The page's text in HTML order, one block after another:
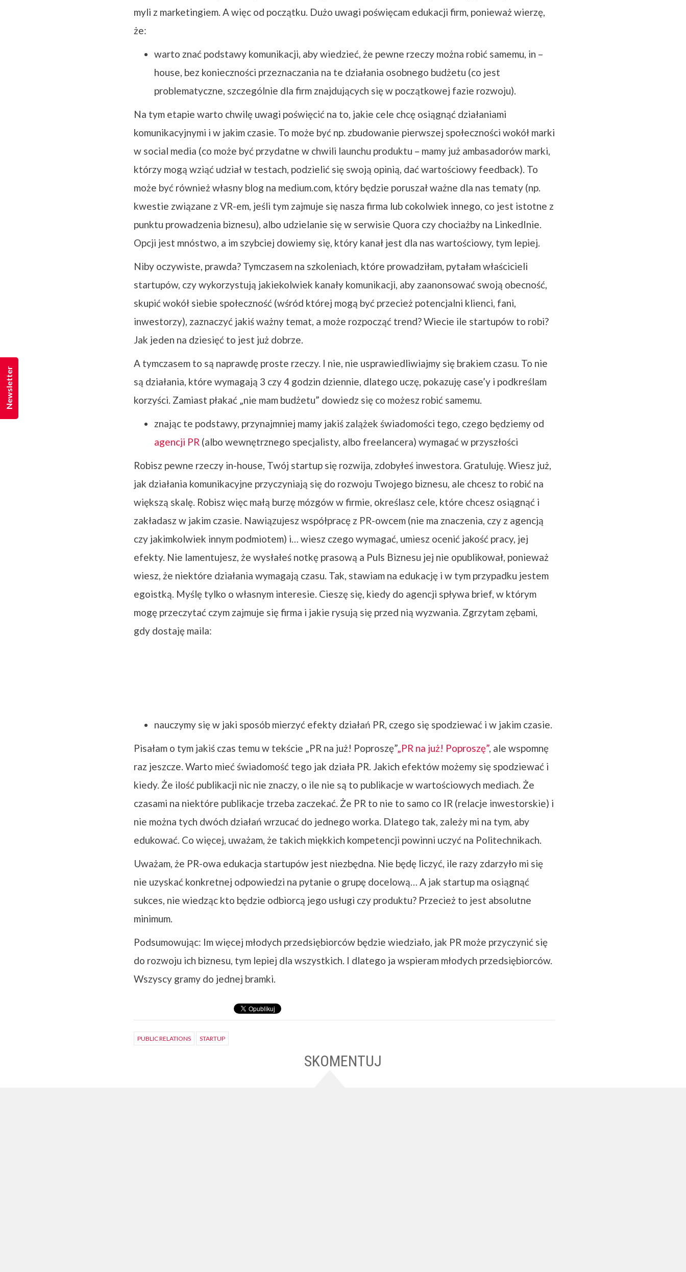
Newsletter
myli z marketingiem. A więc od początku. Dużo uwagi poświęcam edukacji firm, ponieważ wierzę,
że:
warto znać podstawy komunikacji, aby wiedzieć, że pewne rzeczy można robić samemu, in –
house, bez konieczności przeznaczania na te działania osobnego budżetu (co jest
problematyczne, szczególnie dla firm znajdujących się w początkowej fazie rozwoju).
Na tym etapie warto chwilę uwagi poświęcić na to, jakie cele chcę osiągnąć działaniami
komunikacyjnymi i w jakim czasie. To może być np. zbudowanie pierwszej społeczności wokół marki
w social media (co może być przydatne w chwili launchu produktu – mamy już ambasadorów marki,
którzy mogą wziąć udział w testach, podzielić się swoją opinią, dać wartościowy feedback). To
może być również własny blog na medium.com, który będzie poruszał ważne dla nas tematy (np.
kwestie związane z VR-em, jeśli tym zajmuje się nasza firma lub cokolwiek innego, co jest istotne z
punktu prowadzenia biznesu), albo udzielanie się w serwisie Quora czy chociażby na LinkedInie.
Opcji jest mnóstwo, a im szybciej dowiemy się, który kanał jest dla nas wartościowy, tym lepiej.
Niby oczywiste, prawda? Tymczasem na szkoleniach, które prowadziłam, pytałam właścicieli
startupów, czy wykorzystują jakiekolwiek kanały komunikacji, aby zaanonsować swoją obecność,
skupić wokół siebie społeczność (wśród której mogą być przecież potencjalni klienci, fani,
inwestorzy), zaznaczyć jakiś ważny temat, a może rozpocząć trend? Wiecie ile startupów to robi?
Jak jeden na dziesięć to jest już dobrze.
A tymczasem to są naprawdę proste rzeczy. I nie, nie usprawiedliwiajmy się brakiem czasu. To nie
są działania, które wymagają 3 czy 4 godzin dziennie, dlatego uczę, pokazuję case’y i podkreślam
korzyści. Zamiast płakać „nie mam budżetu” dowiedz się co możesz robić samemu.
znając te podstawy, przynajmniej mamy jakiś zalążek świadomości tego, czego będziemy od
agencji PR (albo wewnętrznego specjalisty, albo freelancera) wymagać w przyszłości
Robisz pewne rzeczy in-house, Twój startup się rozwija, zdobyłeś inwestora. Gratuluję. Wiesz już,
jak działania komunikacyjne przyczyniają się do rozwoju Twojego biznesu, ale chcesz to robić na
większą skalę. Robisz więc małą burzę mózgów w firmie, określasz cele, które chcesz osiągnąć i
zakładasz w jakim czasie. Nawiązujesz współpracę z PR-owcem (nie ma znaczenia, czy z agencją
czy jakimkolwiek innym podmiotem) i… wiesz czego wymagać, umiesz ocenić jakość pracy, jej
efekty. Nie lamentujesz, że wysłałeś notkę prasową a Puls Biznesu jej nie opublikował, ponieważ
wiesz, że niektóre działania wymagają czasu. Tak, stawiam na edukację i w tym przypadku jestem
egoistką. Myślę tylko o własnym interesie. Cieszę się, kiedy do agencji spływa brief, w którym
mogę przeczytać czym zajmuje się firma i jakie rysują się przed nią wyzwania. Zgrzytam zębami,
gdy dostaję maila:
nauczymy się w jaki sposób mierzyć efekty działań PR, czego się spodziewać i w jakim czasie.
Pisałam o tym jakiś czas temu w tekście „PR na już! Poproszę”„PR na już! Poproszę”, ale wspomnę
raz jeszcze. Warto mieć świadomość tego jak działa PR. Jakich efektów możemy się spodziewać i
kiedy. Że ilość publikacji nic nie znaczy, o ile nie są to publikacje w wartościowych mediach. Że
czasami na niektóre publikacje trzeba zaczekać. Że PR to nie to samo co IR (relacje inwestorskie) i
nie można tych dwóch działań wrzucać do jednego worka. Dlatego tak, zależy mi na tym, aby
edukować. Co więcej, uważam, że takich miękkich kompetencji powinni uczyć na Politechnikach.
Uważam, że PR-owa edukacja startupów jest niezbędna. Nie będę liczyć, ile razy zdarzyło mi się
nie uzyskać konkretnej odpowiedzi na pytanie o grupę docelową… A jak startup ma osiągnąć
sukces, nie wiedząc kto będzie odbiorcą jego usługi czy produktu? Przecież to jest absolutne
minimum.
Podsumowując: Im więcej młodych przedsiębiorców będzie wiedziało, jak PR może przyczynić się
do rozwoju ich biznesu, tym lepiej dla wszystkich. I dlatego ja wspieram młodych przedsiębiorców.
Wszyscy gramy do jednej bramki.
PUBLIC RELATIONS STARTUP
SKOMENTUJ